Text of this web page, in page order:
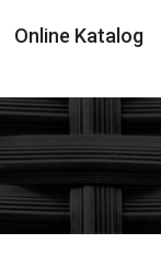
Online Katalog